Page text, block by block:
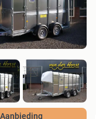
Aanbieding